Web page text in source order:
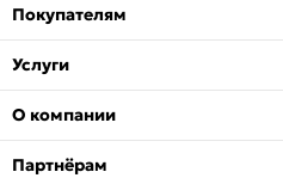
Покупателям
Услуги
О компании
Партнёрам